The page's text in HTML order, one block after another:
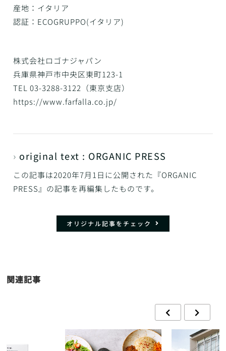
産地：イタリア
認証：ECOGRUPPO(イタリア)
株式会社ロゴナジャパン
兵庫県神戸市中央区東町123-1
TEL 03-3288-3122（東京支店）
https://www.farfalla.co.jp/
› original text : ORGANIC PRESS
この記事は2020年7月1日に公開された『ORGANIC
PRESS』の記事を再編集したものです。
オリジナル記事をチェック
関連記事